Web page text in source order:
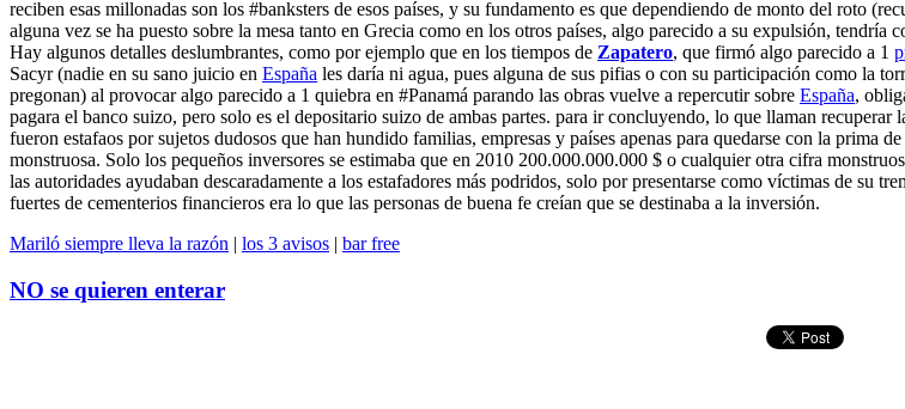
reciben esas millonadas son los #banksters de esos países, y su fundamento es que dependiendo de monto del roto
alguna vez se ha puesto sobre la mesa tanto en Grecia como en los otros países, algo parecido a su expulsión,
Hay algunos detalles deslumbrantes, como por ejemplo que en los tiempos de Zapatero, que firmó algo parecido a 1
Sacyr (nadie en su sano juicio en España les daría ni agua, pues alguna de sus pifias o con su participación como la
pregonan) al provocar algo parecido a 1 quiebra en #Panamá parando las obras vuelve a repercutir sobre España,
pagara el banco suizo, pero solo es el depositario suizo de ambas partes. para ir concluyendo, lo que llaman
fueron estafaos por sujetos dudosos que han hundido familias, empresas y países apenas para quedarse con la prima
monstruosa. Solo los pequeños inversores se estimaba que en 2010 200.000.000.000 $ o cualquier otra cifra
las autoridades ayudaban descaradamente a los estafadores más podridos, solo por presentarse como víctimas de su
fuertes de cementerios financieros era lo que las personas de buena fe creían que se destinaba a la inversión.
Mariló siempre lleva la razón | los 3 avisos | bar free
NO se quieren enterar